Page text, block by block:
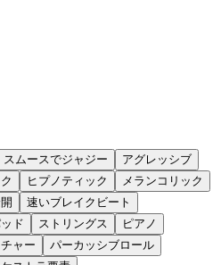
スムースでジャジー
アグレッシブ
ヒプノティック
メランコリック
速いブレイクビート
ド ストリングス
ピアノ
ャー
パーカッシブロール